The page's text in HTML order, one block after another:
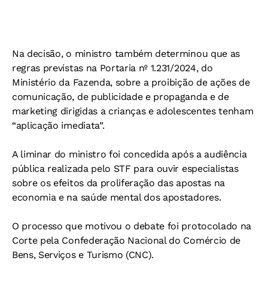
Na decisão, o ministro também determinou que as
regras previstas na Portaria nº 1.231/2024, do
Ministério da Fazenda, sobre a proibição de ações de
comunicação, de publicidade e propaganda e de
marketing dirigidas a crianças e adolescentes tenham
“aplicação imediata”.
A liminar do ministro foi concedida após a audiência
pública realizada pelo STF para ouvir especialistas
sobre os efeitos da proliferação das apostas na
economia e na saúde mental dos apostadores.
O processo que motivou o debate foi protocolado na
Corte pela Confederação Nacional do Comércio de
Bens, Serviços e Turismo (CNC).